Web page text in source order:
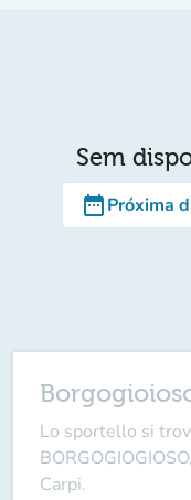
Sem
date_rangePróxima
Lo sportello si
Carpi.